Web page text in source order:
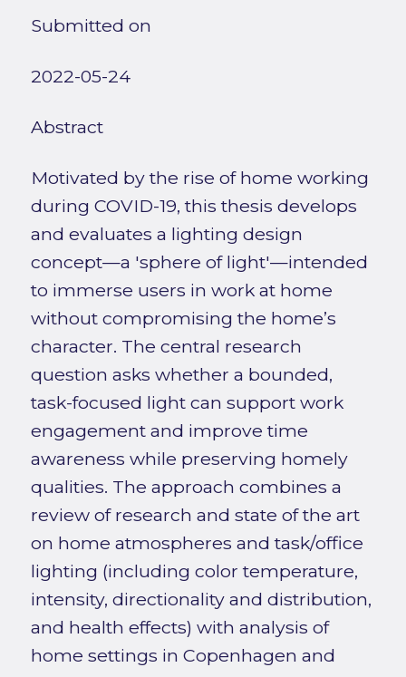
Submitted on
2022-05-24
Abstract
Motivated by the rise of home working
during COVID-19, this thesis develops
and evaluates a lighting design
concept—a 'sphere of light'—intended
to immerse users in work at home
without compromising the home’s
character. The central research
question asks whether a bounded,
task-focused light can support work
engagement and improve time
awareness while preserving homely
qualities. The approach combines a
review of research and state of the art
on home atmospheres and task/office
lighting (including color temperature,
intensity, directionality and distribution,
and health effects) with analysis of
home settings in Copenhagen and